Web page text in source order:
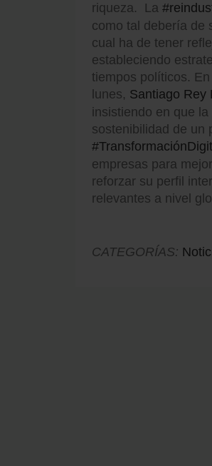
riqueza. La
como tal debería de
cual ha de tener
estableciendo
tiempos políticos.
lunes, Santiago Rey
insistiendo en que
sostenibilidad de un
empresas para
reforzar su perfil
relevantes a nivel
CATEGORÍAS: